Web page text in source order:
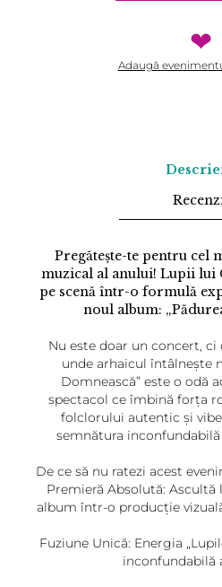
❤
Adaugă
Pregătește-te pentru cel
muzical al anului! Lupii lui
pe scenă într-o formulă
noul album:
Nu este doar un concert, ci
unde arhaicul întâlnește
Domnească” este o odă
spectacol ce îmbină forța
folclorului autentic și
semnătura inconfundabilă
De ce să nu ratezi acest
Premieră Absolută: Ascultă
album într-o producție
Fuziune Unică: Energia
inconfundabilă